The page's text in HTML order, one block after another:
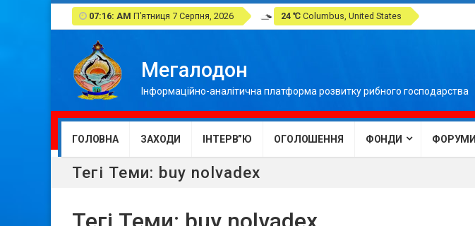
07:16: AM П’ятниця 7 Серпня, 2026 24 ℃ Columbus, United States
Мегалодон
Інформаційно-аналітична платформа розвитку рибного господарства
ГОЛОВНА ЗАХОДИ ІНТЕРВ”Ю ОГОЛОШЕННЯ ФОНДИ ФОРУМИ
Тегі Теми: buy nolvadex